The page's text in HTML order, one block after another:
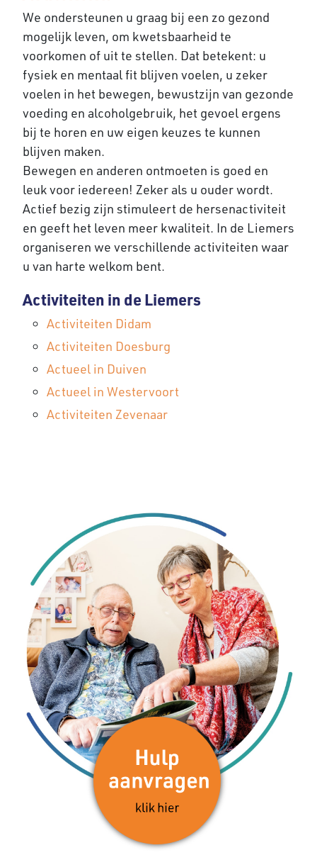
We ondersteunen u graag bij een zo gezond
mogelijk leven, om kwetsbaarheid te
voorkomen of uit te stellen. Dat betekent: u
fysiek en mentaal fit blijven voelen, u zeker
voelen in het bewegen, bewustzijn van gezonde
voeding en alcoholgebruik, het gevoel ergens
bij te horen en uw eigen keuzes te kunnen
blijven maken.
Bewegen en anderen ontmoeten is goed en
leuk voor iedereen! Zeker als u ouder wordt.
Actief bezig zijn stimuleert de hersenactiviteit
en geeft het leven meer kwaliteit. In de Liemers
organiseren we verschillende activiteiten waar
u van harte welkom bent.
Activiteiten in de Liemers
Activiteiten Didam
Activiteiten Doesburg
Actueel in Duiven
Actueel in Westervoort
Activiteiten Zevenaar